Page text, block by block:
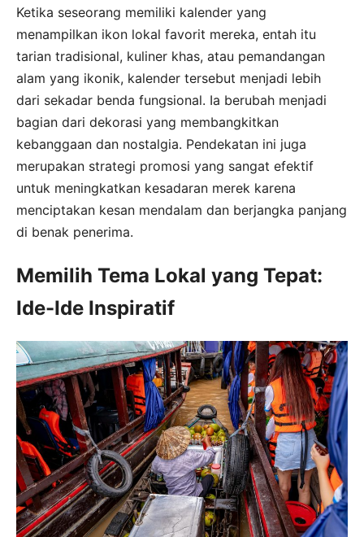
Ketika seseorang memiliki kalender yang
menampilkan ikon lokal favorit mereka, entah itu
tarian tradisional, kuliner khas, atau pemandangan
alam yang ikonik, kalender tersebut menjadi lebih
dari sekadar benda fungsional. Ia berubah menjadi
bagian dari dekorasi yang membangkitkan
kebanggaan dan nostalgia. Pendekatan ini juga
merupakan strategi promosi yang sangat efektif
untuk meningkatkan kesadaran merek karena
menciptakan kesan mendalam dan berjangka panjang
di benak penerima.
Memilih Tema Lokal yang Tepat:
Ide-Ide Inspiratif